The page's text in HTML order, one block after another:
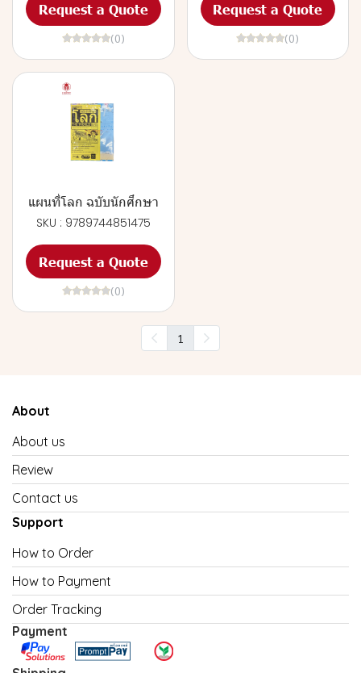
Request a Quote
(0)
Request a Quote
(0)
แผนที่โลก ฉบับนักศึกษา
SKU : 9789744851475
Request a Quote
(0)
1
About
About us
Review
Contact us
Support
How to Order
How to Payment
Order Tracking
Payment